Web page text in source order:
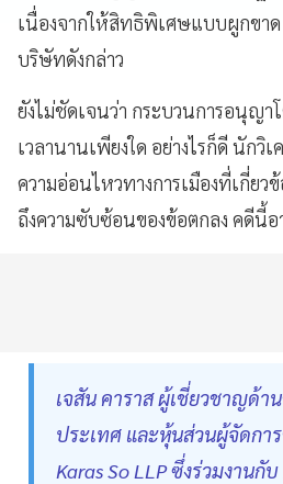
เนื่องจากให้สิทธิพิเศษแบบผูกขา
บริษัทดังกล่าว
ยังไม่ชัดเจนว่า กระบวนการอนุญา
เวลานานเพียงใด อย่างไรก็ดี นักวิเ
ความอ่อนไหวทางการเมืองที่เกี่ยว
ถึงความซับซ้อนของข้อตกลง คดีนี้
เจสัน คาราส ผู้เชี่ยวชาญด้
ประเทศ และหุ้นส่วนผู้จัดก
Karas So LLP ซึ่งร่วมงานกั